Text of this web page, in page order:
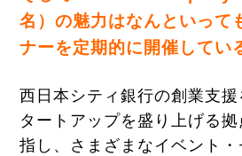
名）の魅力はなんといって
ナーを定期的に開催してい
西日本シティ銀行の創業支
タートアップを盛り上げる拠
指し、さまざまなイベント